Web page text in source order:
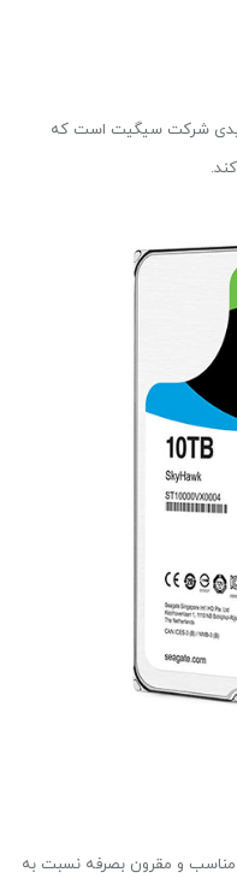
شرکت سیگیت است که
مناسب و مقرون بصرفه نسبت به